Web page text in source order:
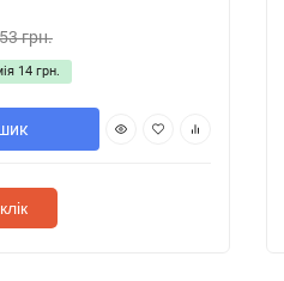
53 грн.
14 грн.